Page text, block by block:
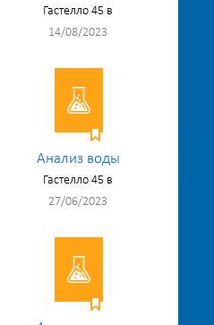
Гастелло 45 в
14/08/2023
Анализ воды
Гастелло 45 в
27/06/2023